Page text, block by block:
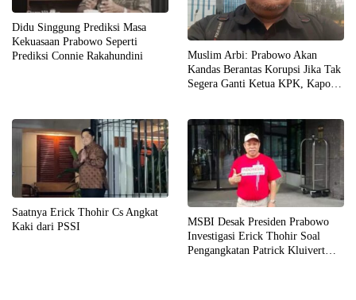
Didu Singgung Prediksi Masa
Kekuasaan Prabowo Seperti
Prediksi Connie Rakahundini
Muslim Arbi: Prabowo Akan
Kandas Berantas Korupsi Jika Tak
Segera Ganti Ketua KPK, Kapolri,
Saatnya Erick Thohir Cs Angkat
Kaki dari PSSI
MSBI Desak Presiden Prabowo
Investigasi Erick Thohir Soal
Pengangkatan Patrick Kluivert